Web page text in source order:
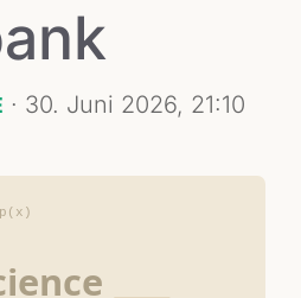
· 30. Juni 2026, 21:10